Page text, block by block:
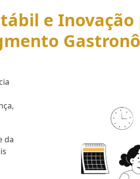
e Inovação
da